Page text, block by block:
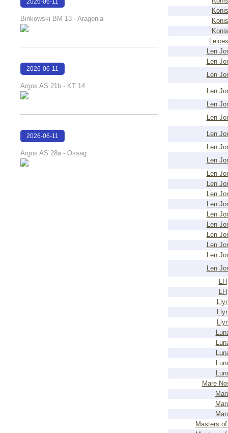
Len
Len
Len
Len
Len
Len
Len
Len
Len
Len
Len
Len
Len
Len
Len
Len
Len
Len
Len
LH
LH
Mare
Masters
2026-06-11
Binkowski BM 13 - Aragonia
2026-06-11
Argos AS 21b - KT 14
2026-06-11
Argos AS 28a - Ossag